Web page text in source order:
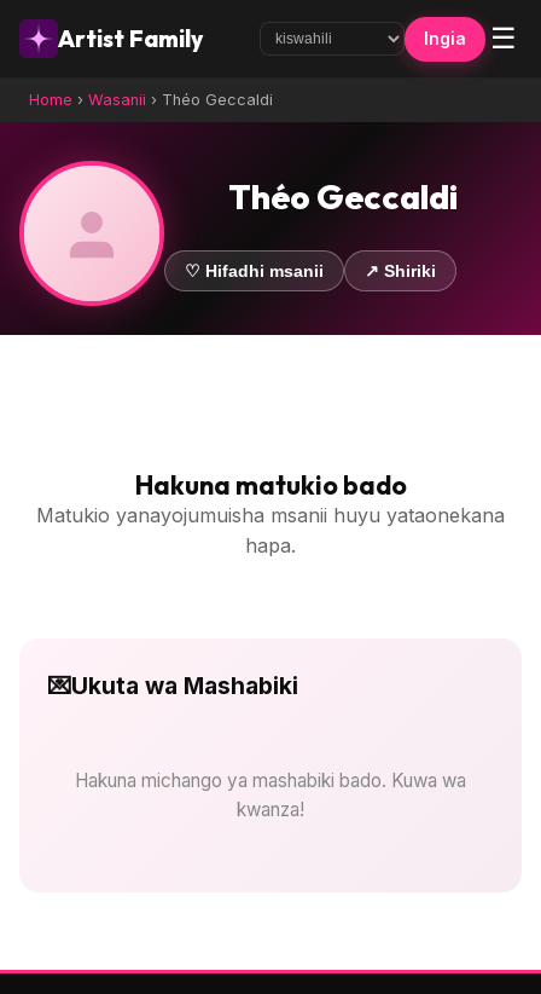
Artist Family Ingia ☰
Home › Wasanii › Théo Geccaldi
Théo Geccaldi
♡ Hifadhi msanii ↗ Shiriki
Hakuna matukio bado
Matukio yanayojumuisha msanii huyu yataonekana
hapa.
💌Ukuta wa Mashabiki
Hakuna michango ya mashabiki bado. Kuwa wa
kwanza!